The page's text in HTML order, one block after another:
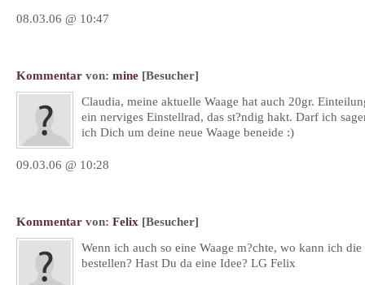
08.03.06 @ 10:47
Kommentar von: mine [Besucher]
Claudia, meine aktuelle Waage hat auch 20gr.
ein nerviges Einstellrad, das st?ndig hakt. Darf ich
ich Dich um deine neue Waage beneide :)
09.03.06 @ 10:28
Kommentar von: Felix [Besucher]
Wenn ich auch so eine Waage m?chte, wo kann ich die
bestellen? Hast Du da eine Idee? LG Felix